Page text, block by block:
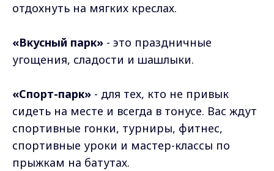
отдохнуть на мягких креслах.
«Вкусный парк» - это праздничные
угощения, сладости и шашлыки.
«Спорт-парк» - для тех, кто не привык
сидеть на месте и всегда в тонусе. Вас ждут
спортивные гонки, турниры, фитнес,
спортивные уроки и мастер-классы по
прыжкам на батутах.